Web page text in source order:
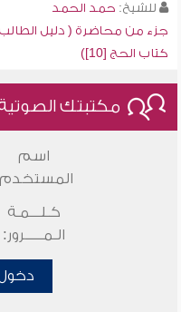
للشيخ: حمد الحمد
جزء من محاضرة ( دليل الطالب
كتاب الحج [10])
مكتبتك
اسم
كـلـــمـة
الـمـــــرور: